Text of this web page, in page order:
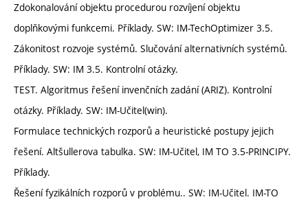
Zdokonalování objektu procedurou rozvíjení objektu
doplňkovými funkcemi. Příklady. SW: IM-TechOptimizer 3.5.
Zákonitost rozvoje systémů. Slučování alternativních systémů.
Příklady. SW: IM 3.5. Kontrolní otázky.
TEST. Algoritmus řešení invenčních zadání (ARIZ). Kontrolní
otázky. Příklady. SW: IM-Učitel(win).
Formulace technických rozporů a heuristické postupy jejich
řešení. Altšullerova tabulka. SW: IM-Učitel, IM TO 3.5-PRINCIPY.
Příklady.
Řešení fyzikálních rozporů v problému.. SW: IM-Učitel. IM-TO